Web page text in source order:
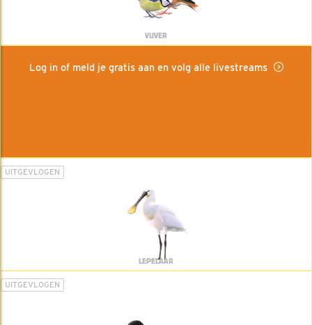
VIJVER
Log in of meld je gratis aan en volg alle livestreams
UITGEVLOGEN
LEPELAAR
UITGEVLOGEN